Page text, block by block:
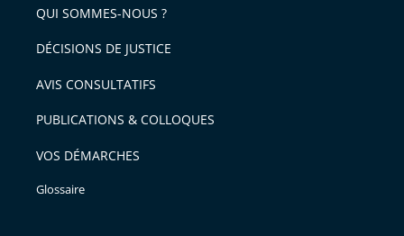
arriver
après
l'article
pour
avant
QUI SOMMES-NOUS ?
DÉCISIONS DE JUSTICE
AVIS CONSULTATIFS
PUBLICATIONS & COLLOQUES
VOS DÉMARCHES
Glossaire